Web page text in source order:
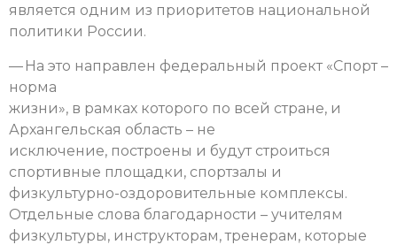
является одним из приоритетов национальной
политики России.
— На это направлен федеральный проект «Спорт –
норма
жизни», в рамках которого по всей стране, и
Архангельская область – не
исключение, построены и будут строиться
спортивные площадки, спортзалы и
физкультурно-оздоровительные комплексы.
Отдельные слова благодарности – учителям
физкультуры, инструкторам, тренерам, которые